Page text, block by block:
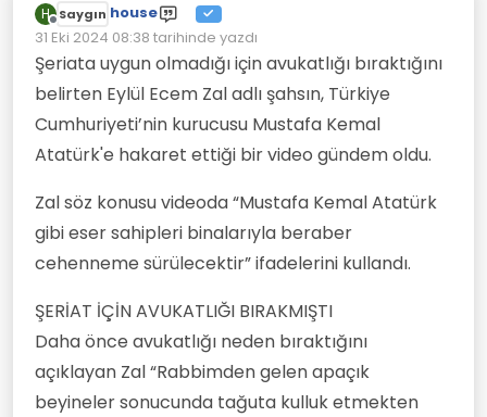
H
Çevrimdışı
Saygın house
31 Eki 2024 08:38 tarihinde yazdı
Son düzenleyen:
Şeriata uygun olmadığı için avukatlığı bıraktığını
belirten Eylül Ecem Zal adlı şahsın, Türkiye
Cumhuriyeti’nin kurucusu Mustafa Kemal
Atatürk'e hakaret ettiği bir video gündem oldu.
Zal söz konusu videoda “Mustafa Kemal Atatürk
gibi eser sahipleri binalarıyla beraber
cehenneme sürülecektir” ifadelerini kullandı.
ŞERİAT İÇİN AVUKATLIĞI BIRAKMIŞTI
Daha önce avukatlığı neden bıraktığını
açıklayan Zal “Rabbimden gelen apaçık
beyineler sonucunda tağuta kulluk etmekten